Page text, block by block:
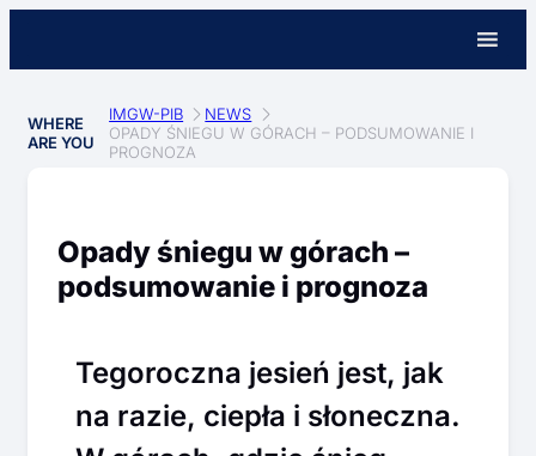
WHERE
ARE YOU
IMGW-PIB
NEWS
OPADY ŚNIEGU W GÓRACH – PODSUMOWANIE I
PROGNOZA
Opady śniegu w górach –
podsumowanie i prognoza
Tegoroczna jesień jest, jak
na razie, ciepła i słoneczna.